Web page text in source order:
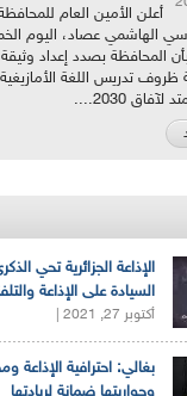
أعلن الأمين العام
سي الهاشمي عصاد، اليوم
المحافظة بصدد إعداد
ظروف تدريس اللغة
2030....
السيادة على الإذاعة
أكتوبر 27, 2021 |
بغالي: احترافية الإذاعة